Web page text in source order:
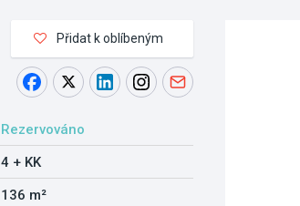
Přidat k oblíbeným
Rezervováno
4 + KK
136 m²